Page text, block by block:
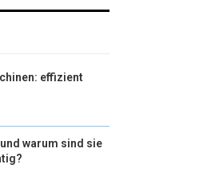
effizient
warum sind sie